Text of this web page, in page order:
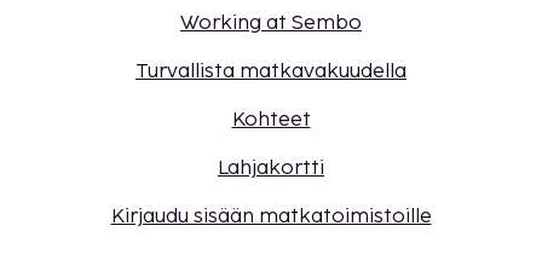
Working at Sembo
Turvallista matkavakuudella
Kohteet
Lahjakortti
Kirjaudu sisään matkatoimistoille